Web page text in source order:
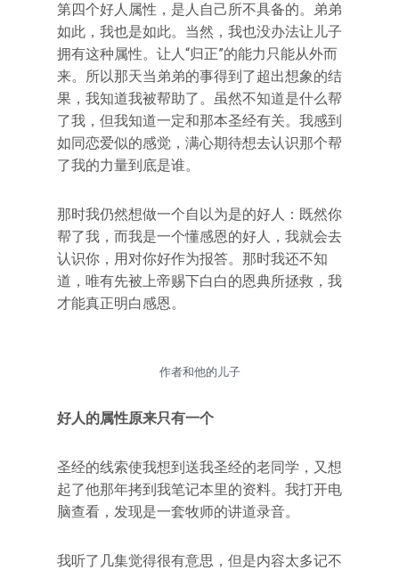
第四个好人属性，是人自己所不具备的。弟弟
如此，我也是如此。当然，我也没办法让儿子
拥有这种属性。让人“归正”的能力只能从外而
来。所以那天当弟弟的事得到了超出想象的结
果，我知道我被帮助了。虽然不知道是什么帮
了我，但我知道一定和那本圣经有关。我感到
如同恋爱似的感觉，满心期待想去认识那个帮
了我的力量到底是谁。
那时我仍然想做一个自以为是的好人：既然你
帮了我，而我是一个懂感恩的好人，我就会去
认识你，用对你好作为报答。那时我还不知
道，唯有先被上帝赐下白白的恩典所拯救，我
才能真正明白感恩。
作者和他的儿子
好人的属性原来只有一个
圣经的线索使我想到送我圣经的老同学，又想
起了他那年拷到我笔记本里的资料。我打开电
脑查看，发现是一套牧师的讲道录音。
我听了几集觉得很有意思，但是内容太多记不